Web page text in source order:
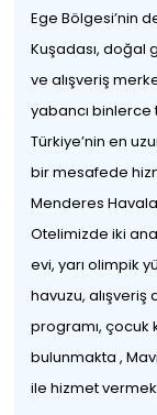
Ege Bölgesi’nin
Kuşadası, doğal
ve alışveriş
yabancı binlerce
Türkiye’nin en
bir mesafede
Menderes
Otelimizde iki
evi, yarı olimpik
havuzu, alışveriş
programı, çocuk
bulunmakta ,
ile hizmet